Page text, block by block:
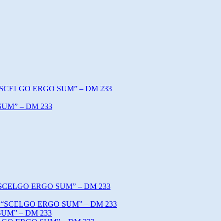
ERGO SUM” – DM 233
– DM 233
ERGO SUM” – DM 233
ERGO SUM” – DM 233
– DM 233